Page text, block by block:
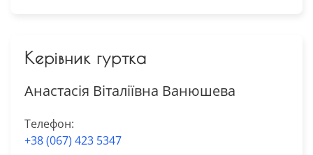
Керівник гуртка
Анастасія Віталіївна Ванюшева
Телефон:
+38 (067) 423 5347